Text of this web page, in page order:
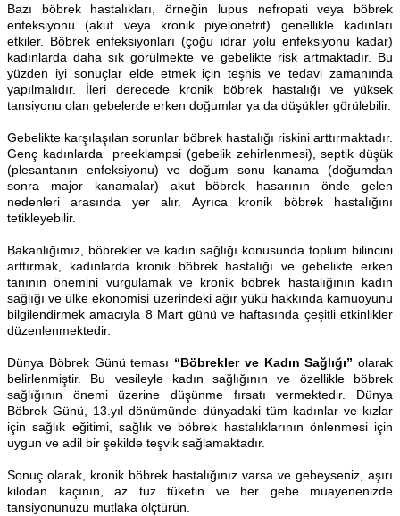
Bazı böbrek hastalıkları, örneğin lupus nefropati veya böbrek
enfeksiyonu (akut veya kronik piyelonefrit) genellikle kadınları
etkiler. Böbrek enfeksiyonları (çoğu idrar yolu enfeksiyonu kadar)
kadınlarda daha sık görülmekte ve gebelikte risk artmaktadır. Bu
yüzden iyi sonuçlar elde etmek için teşhis ve tedavi zamanında
yapılmalıdır. İleri derecede kronik böbrek hastalığı ve yüksek
tansiyonu olan gebelerde erken doğumlar ya da düşükler görülebilir.
Gebelikte karşılaşılan sorunlar böbrek hastalığı riskini arttırmaktadır.
Genç kadınlarda preeklampsi (gebelik zehirlenmesi), septik düşük
(plesantanın enfeksiyonu) ve doğum sonu kanama (doğumdan
sonra major kanamalar) akut böbrek hasarının önde gelen
nedenleri arasında yer alır. Ayrıca kronik böbrek hastalığını
tetikleyebilir.
Bakanlığımız, böbrekler ve kadın sağlığı konusunda toplum bilincini
arttırmak, kadınlarda kronik böbrek hastalığı ve gebelikte erken
tanının önemini vurgulamak ve kronik böbrek hastalığının kadın
sağlığı ve ülke ekonomisi üzerindeki ağır yükü hakkında kamuoyunu
bilgilendirmek amacıyla 8 Mart günü ve haftasında çeşitli etkinlikler
düzenlenmektedir.
Dünya Böbrek Günü teması “Böbrekler ve Kadın Sağlığı” olarak
belirlenmiştir. Bu vesileyle kadın sağlığının ve özellikle böbrek
sağlığının önemi üzerine düşünme fırsatı vermektedir. Dünya
Böbrek Günü, 13.yıl dönümünde dünyadaki tüm kadınlar ve kızlar
için sağlık eğitimi, sağlık ve böbrek hastalıklarının önlenmesi için
uygun ve adil bir şekilde teşvik sağlamaktadır.
Sonuç olarak, kronik böbrek hastalığınız varsa ve gebeyseniz, aşırı
kilodan kaçının, az tuz tüketin ve her gebe muayenenizde
tansiyonunuzu mutlaka ölçtürün.